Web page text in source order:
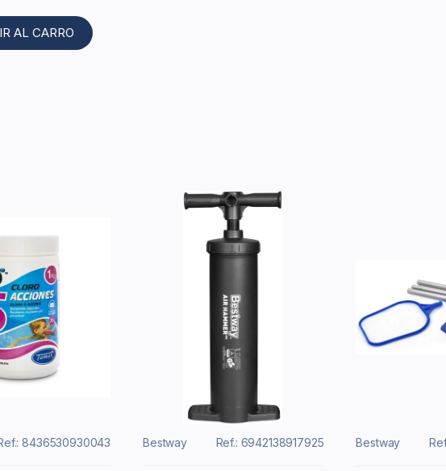
AL CARRO
8436530930043 Bestway Ref.: 6942138917925 Bestway